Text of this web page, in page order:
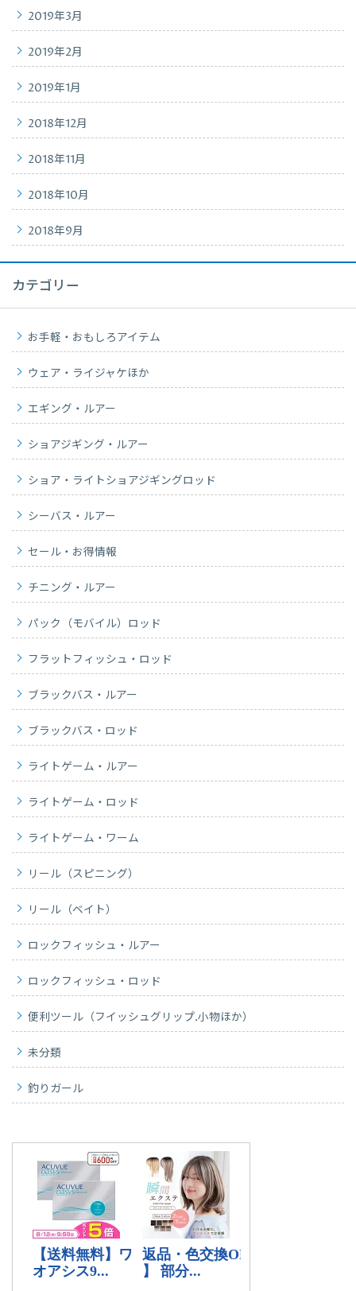
2019年3月
2019年2月
2019年1月
2018年12月
2018年11月
2018年10月
2018年9月
カテゴリー
お手軽・おもしろアイテム
ウェア・ライジャケほか
エギング・ルアー
ショアジギング・ルアー
ショア・ライトショアジギングロッド
シーバス・ルアー
セール・お得情報
チニング・ルアー
パック（モバイル）ロッド
フラットフィッシュ・ロッド
ブラックバス・ルアー
ブラックバス・ロッド
ライトゲーム・ルアー
ライトゲーム・ロッド
ライトゲーム・ワーム
リール（スピニング）
リール（ベイト）
ロックフィッシュ・ルアー
ロックフィッシュ・ロッド
便利ツール（フイッシュグリップ.小物ほか）
未分類
釣りガール